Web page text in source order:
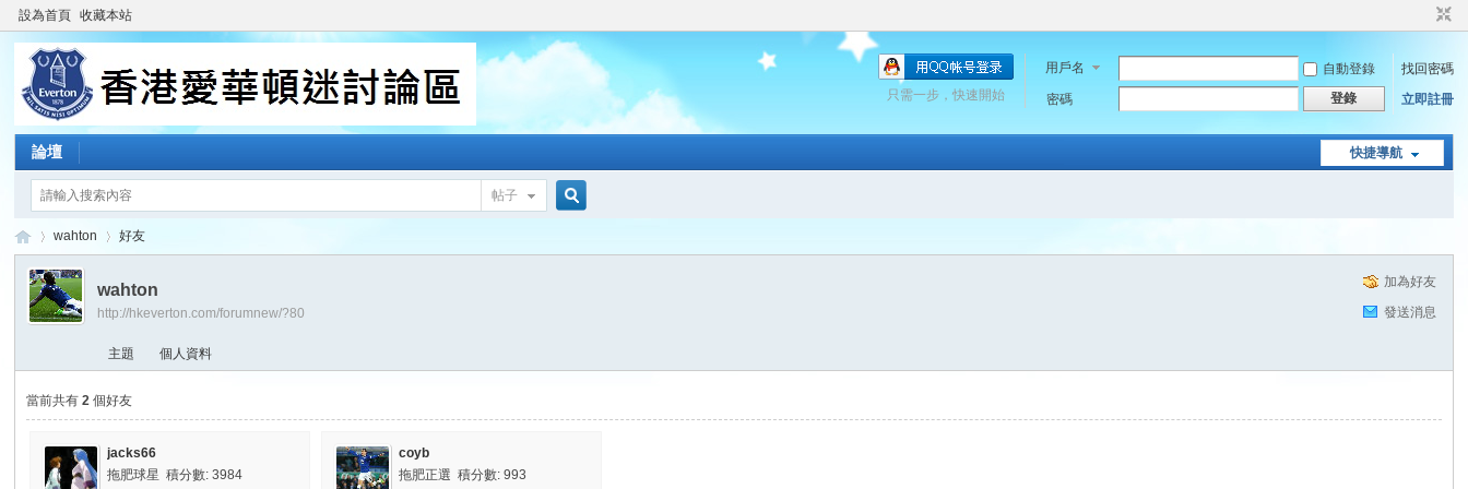
設為首頁 收藏本站
用戶名 自動登錄
找回密碼
密碼
登錄 立即註冊
只需一步，快速開始
快捷導航
論壇
帖子
›
wahton 好友
加為好友
發送消息
wahton
http://hkeverton.com/forumnew/?80
主題 個人資料
當前共有2 個好友
jacks66
拖肥球星 積分數: 3984
coyb
拖肥正選 積分數: 993